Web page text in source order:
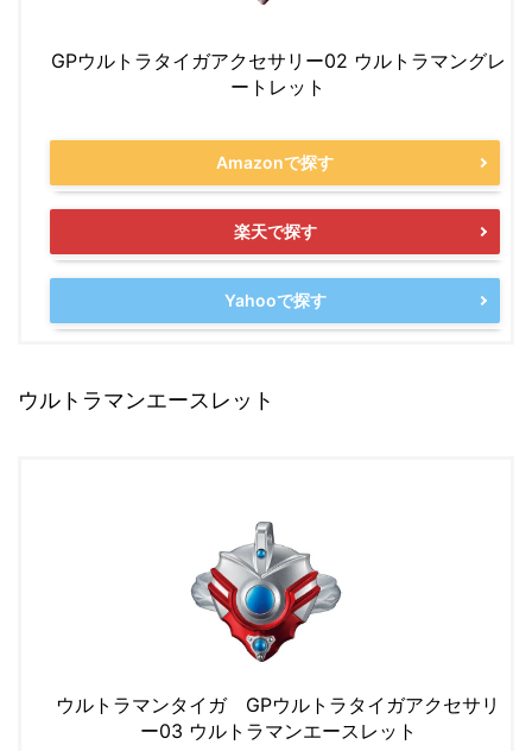
GPウルトラタイガアクセサリー02 ウルトラマングレ
ートレット
Amazonで探す
楽天で探す
Yahooで探す
ウルトラマンエースレット
ウルトラマンタイガ GPウルトラタイガアクセサリ
ー03 ウルトラマンエースレット